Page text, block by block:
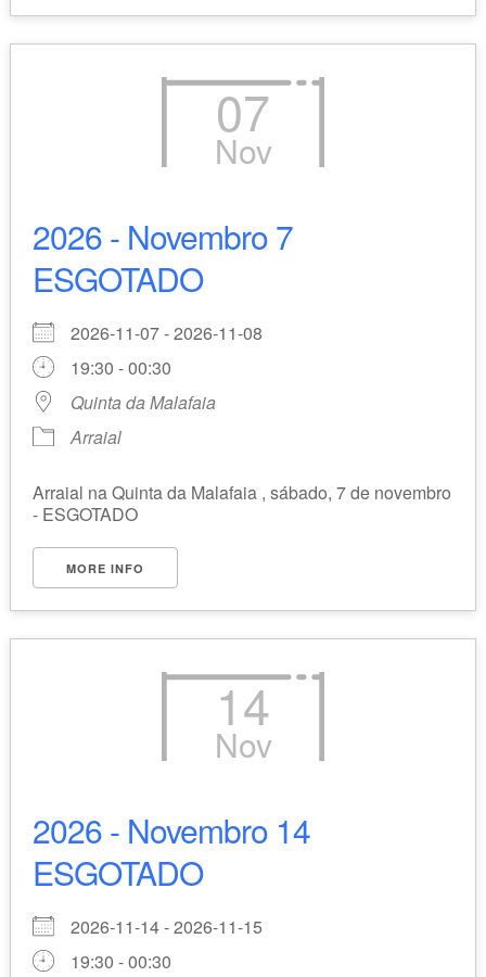
07
Nov
2026 - Novembro 7
ESGOTADO
2026-11-07 - 2026-11-08
19:30 - 00:30
Quinta da Malafaia
Arraial
Arraial na Quinta da Malafaia , sábado, 7 de novembro
- ESGOTADO
MORE INFO
14
Nov
2026 - Novembro 14
ESGOTADO
2026-11-14 - 2026-11-15
19:30 - 00:30